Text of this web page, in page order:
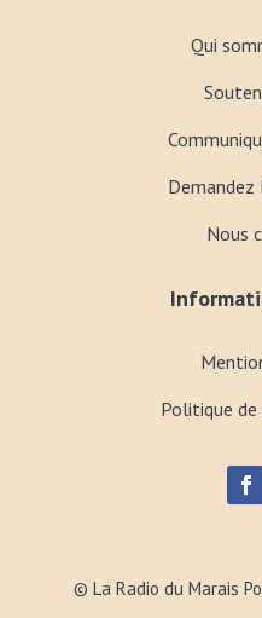
Qui
Demandez
Nous
Politique
© La Radio du Marais